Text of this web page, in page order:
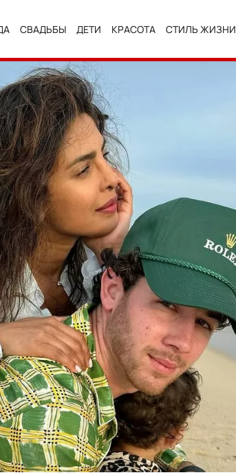
СВАДЬБЫ ДЕТИ КРАСОТА СТИЛЬ ЖИЗНИ